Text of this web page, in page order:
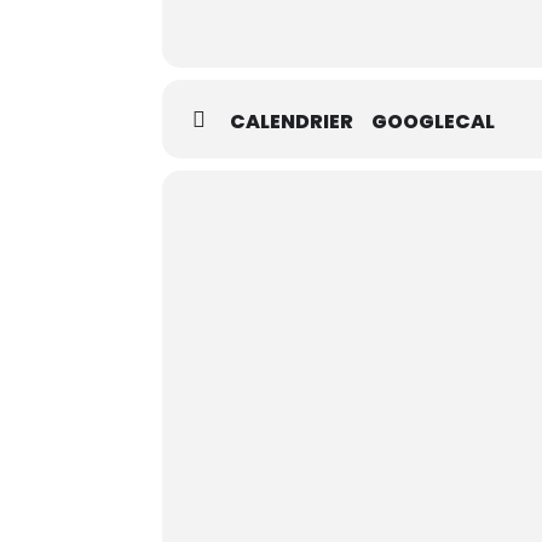
CALENDRIER GOOGLECAL